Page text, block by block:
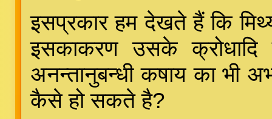
इसप्रकार हम देखते हैं कि
इसकाकरण उसके
अनन्तानुबन्धी कषाय का भी
कैसे हो सकते है?